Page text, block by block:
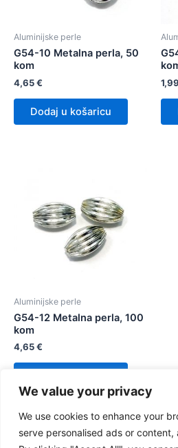
We value your privacy
We use cookies to enhance your
serve personalised ads or
Aluminijske perle
G54-10 Metalna perla, 50
kom
4,65€
Dodaj u košaricu
1,99
Aluminijske perle
G54-12 Metalna perla, 100
kom
4,65€